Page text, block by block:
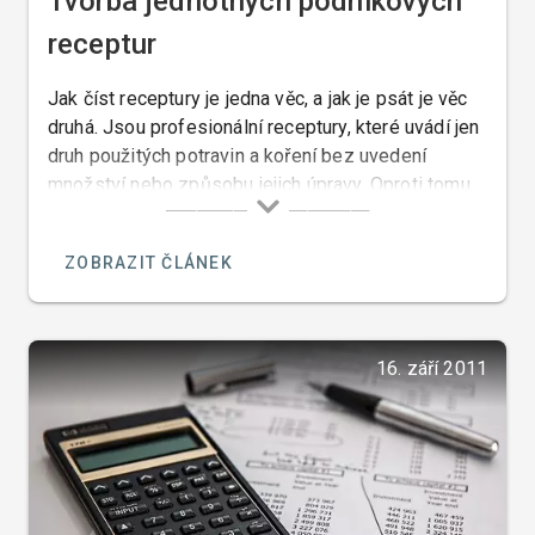
receptur
Jak číst receptury je jedna věc, a jak je psát je věc
druhá. Jsou profesionální receptury, které uvádí jen
druh použitých potravin a koření bez uvedení
množství nebo způsobu jejich úpravy. Oproti tomu
jiné receptury uvádí nejenom přesnou váhu potravin,
opisují i velkost požitého nádobí a specifikuji na
jakém zařízení se daný pokrm musí upravovat a
v hmoždíři, což v případě, že máte elektrický
mlýnek na koření, na kterém se dá nastavit zrnitost,
je úplný nesmysl.
ZOBRAZIT ČLÁNEK
16. září 2011